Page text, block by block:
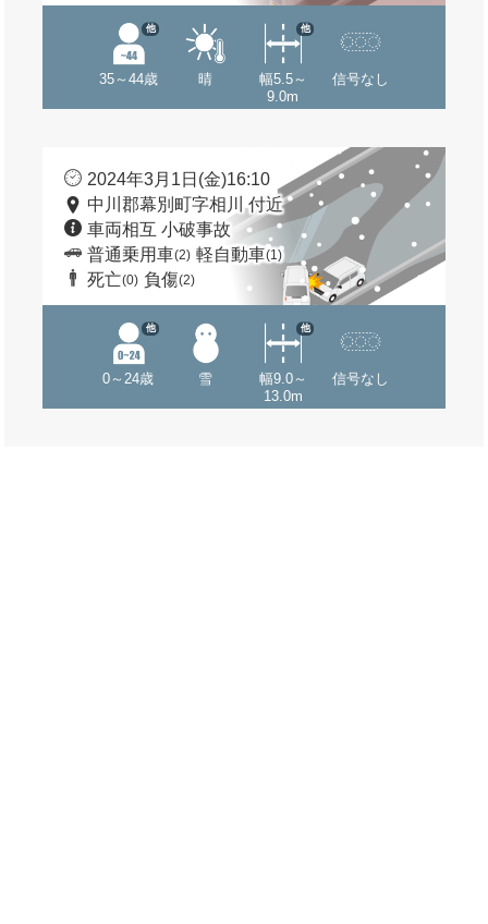
35～44歳
他
晴
幅5.5～
9.0m
他
信号なし
2024年3月1日(金)16:10
中川郡幕別町字相川 付近
車両相互 小破事故
普通乗用車(2) 軽自動車(1)
死亡(0) 負傷(2)
0～24歳
他
雪
幅9.0～
13.0m
他
信号なし